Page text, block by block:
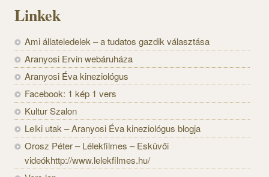
Linkek
Ami állateledelek – a tudatos gazdik választása
Aranyosi Ervin webáruháza
Aranyosi Éva kineziológus
Facebook: 1 kép 1 vers
Kultur Szalon
Lelki utak – Aranyosi Éva kineziológus blogja
Orosz Péter – Lélekfilmes – Esküvői
videókhttp://www.lelekfilmes.hu/